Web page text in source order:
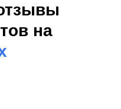
на